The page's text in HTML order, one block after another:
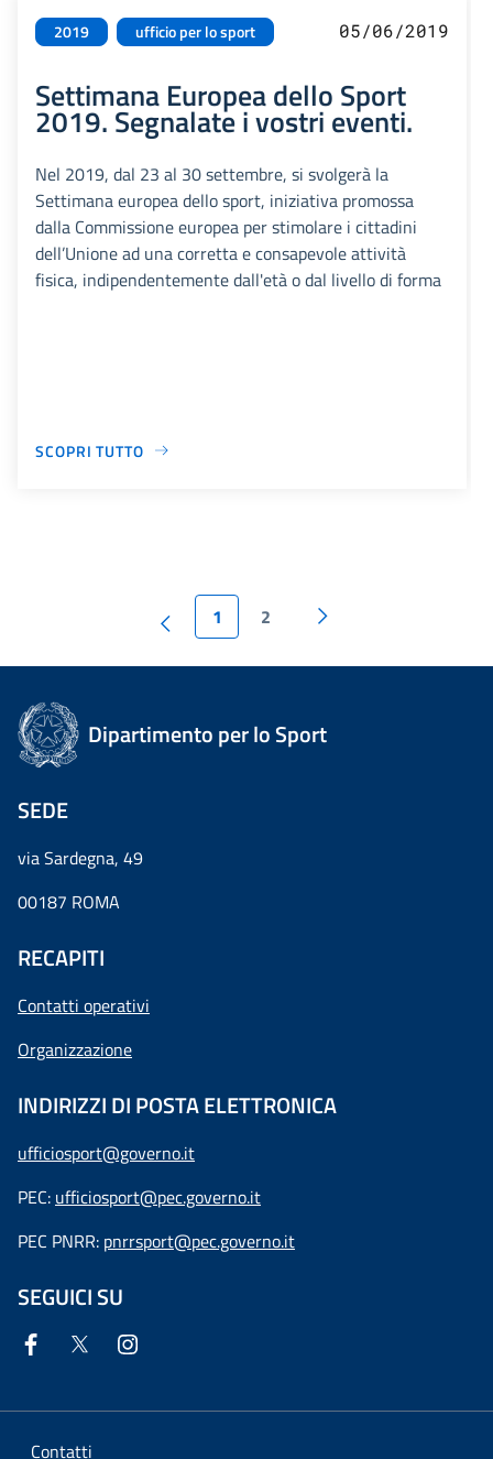
2019 ufficio per lo sport 05/06/2019
Settimana Europea dello Sport
2019. Segnalate i vostri eventi.
Nel 2019, dal 23 al 30 settembre, si svolgerà la
Settimana europea dello sport, iniziativa promossa
dalla Commissione europea per stimolare i cittadini
dell’Unione ad una corretta e consapevole attività
fisica, indipendentemente dall'età o dal livello di forma
SCOPRI TUTTO
1 2
Dipartimento per lo Sport
SEDE
via Sardegna, 49
00187 ROMA
RECAPITI
Contatti operativi
Organizzazione
INDIRIZZI DI POSTA ELETTRONICA
ufficiosport@governo.it
PEC: ufficiosport@pec.governo.it
PEC PNRR: pnrrsport@pec.governo.it
SEGUICI SU
Contatti